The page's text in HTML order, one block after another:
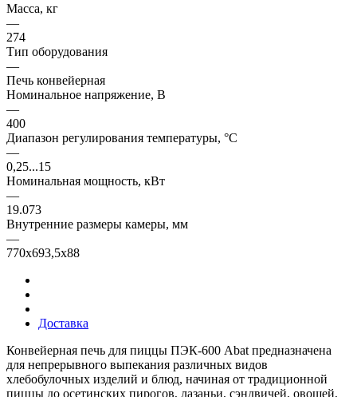
Масса, кг
—
274
Тип оборудования
—
Печь конвейерная
Номинальное напряжение, В
—
400
Диапазон регулирования температуры, °С
—
0,25...15
Номинальная мощность, кВт
—
19.073
Внутренние размеры камеры, мм
—
770х693,5х88
Доставка
Конвейерная печь для пиццы ПЭК-600 Abat предназначена
для непрерывного выпекания различных видов
хлебобулочных изделий и блюд, начиная от традиционной
пиццы до осетинских пирогов, лазаньи, сэндвичей, овощей,